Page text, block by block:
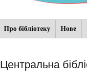
Про бібліотеку Нове
Центральна